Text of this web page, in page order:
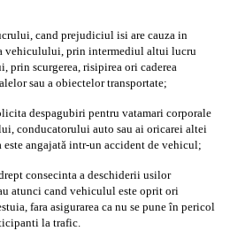
cand prejudiciul isi are cauza in
vehiculului, prin intermediul altui lucru
prin scurgerea, risipirea ori caderea
sau a obiectelor transportate;
despagubiri pentru vatamari corporale
conducatorului auto sau ai oricarei altei
este angajată intr-un accident de vehicul;
consecinta a deschiderii usilor
atunci cand vehiculul este oprit ori
fara asigurarea ca nu se pune în pericol
la trafic.